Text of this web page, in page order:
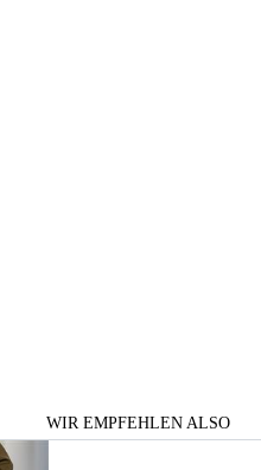
WIR EMPFEHLEN ALSO